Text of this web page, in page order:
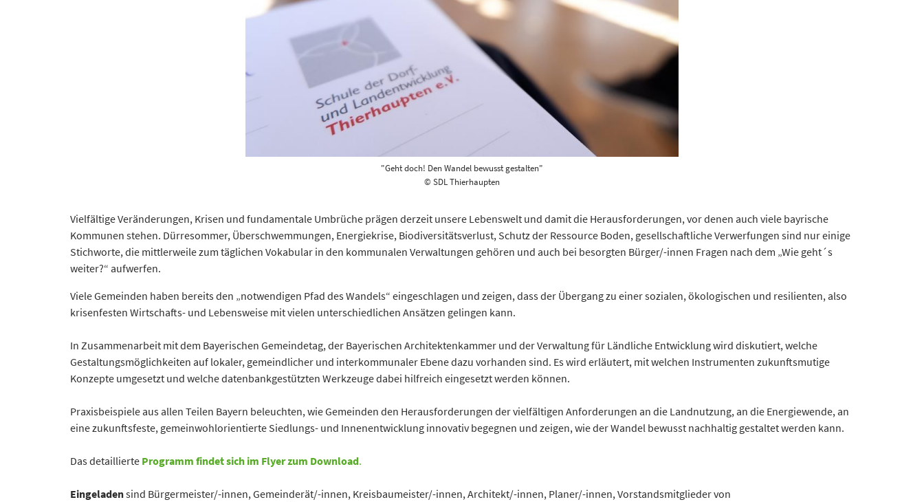
"Geht doch! Den Wandel bewusst gestalten"
© SDL Thierhaupten
Vielfältige Veränderungen, Krisen und fundamentale Umbrüche prägen derzeit unsere Lebenswelt und damit die Herausforderungen, vor denen auch viele bayrische
Kommunen stehen. Dürresommer, Überschwemmungen, Energiekrise, Biodiversitätsverlust, Schutz der Ressource Boden, gesellschaftliche Verwerfungen sind nur einige
Stichworte, die mittlerweile zum täglichen Vokabular in den kommunalen Verwaltungen gehören und auch bei besorgten Bürger/-innen Fragen nach dem „Wie geht´s
weiter?“ aufwerfen.
Viele Gemeinden haben bereits den „notwendigen Pfad des Wandels“ eingeschlagen und zeigen, dass der Übergang zu einer sozialen, ökologischen und resilienten, also
krisenfesten Wirtschafts- und Lebensweise mit vielen unterschiedlichen Ansätzen gelingen kann.
In Zusammenarbeit mit dem Bayerischen Gemeindetag, der Bayerischen Architektenkammer und der Verwaltung für Ländliche Entwicklung wird diskutiert, welche
Gestaltungsmöglichkeiten auf lokaler, gemeindlicher und interkommunaler Ebene dazu vorhanden sind. Es wird erläutert, mit welchen Instrumenten zukunftsmutige
Konzepte umgesetzt und welche datenbankgestützten Werkzeuge dabei hilfreich eingesetzt werden können.
Praxisbeispiele aus allen Teilen Bayern beleuchten, wie Gemeinden den Herausforderungen der vielfältigen Anforderungen an die Landnutzung, an die Energiewende, an
eine zukunftsfeste, gemeinwohlorientierte Siedlungs- und Innenentwicklung innovativ begegnen und zeigen, wie der Wandel bewusst nachhaltig gestaltet werden kann.
Das detaillierte Programm findet sich im Flyer zum Download.
Eingeladensind Bürgermeister/-innen, Gemeinderät/-innen, Kreisbaumeister/-innen, Architekt/-innen, Planer/-innen, Vorstandsmitglieder von